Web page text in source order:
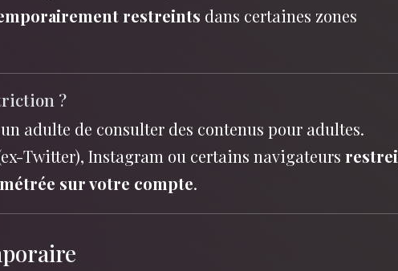
restreints dans certaines zones
?
adulte de consulter des contenus pour adultes.
Twitter), Instagram ou certains navigateurs
sur votre compte.